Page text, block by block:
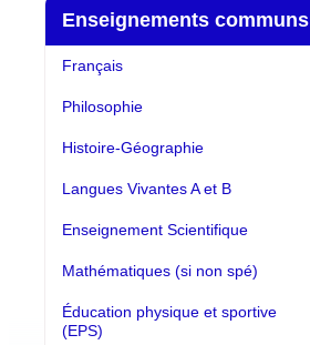
Enseignements communs
Français
Philosophie
Histoire-Géographie
Langues Vivantes A et B
Enseignement Scientifique
Mathématiques (si non spé)
Éducation physique et sportive
(EPS)